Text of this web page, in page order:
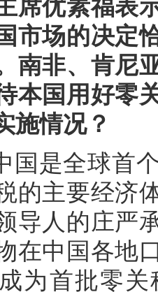
席优素福表
市场的决定
南非、肯尼
本国用好零
施情况？
国是全球首
的主要经济
导人的庄严
在中国各地
为首批零